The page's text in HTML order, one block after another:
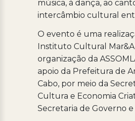
música, à dança, ao
intercâmbio cultural
O evento é uma
Instituto Cultural
organização da
apoio da Prefeitura de
Cabo, por meio da
Cultura e Economia
Secretaria de Governo e